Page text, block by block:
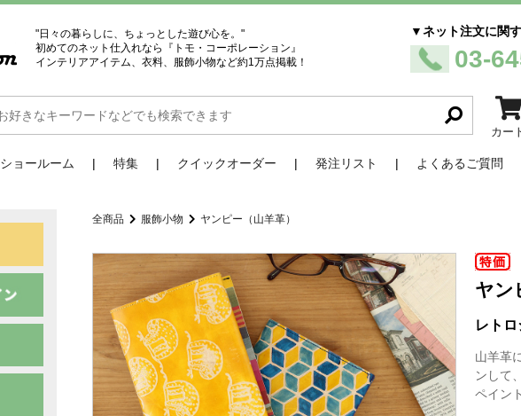
"日々の暮らしに、ちょっとした遊び心を。"
初めてのネット仕入れなら『トモ・コーポレーション』
インテリアアイテム、衣料、服飾小物など約1万点掲載！
▼ネット注文に関
03-
カー
ショールーム 特集 クイックオーダー 発注リスト よくあるご質問
全商品 服飾小物 ヤンピー（山羊革）
ヤン
レト
山羊革
ンして
ペイン